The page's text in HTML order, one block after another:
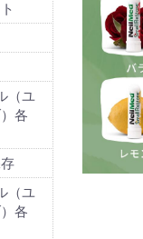
（ユ
各
（ユ
各